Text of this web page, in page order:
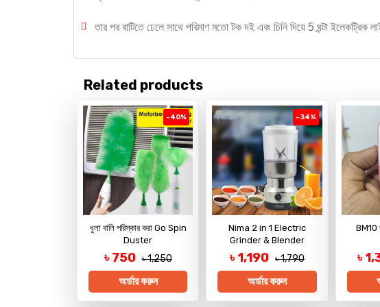
তার পর বাটিতে ঢেলে সাথে পরিমাণ মতো টক দই এবং চিনি দিয়ে 5 ঘন্টা ইলেকট্রিক
Related products
-40%
ধুলা বালি পরিস্কার করা Go Spin
Duster
৳ 750 ৳ 1,250
অর্ডার করুন
-34%
Nima 2 in 1 Electric
Grinder & Blender
৳ 1,190 ৳ 1,790
অর্ডার করুন
BM10
৳